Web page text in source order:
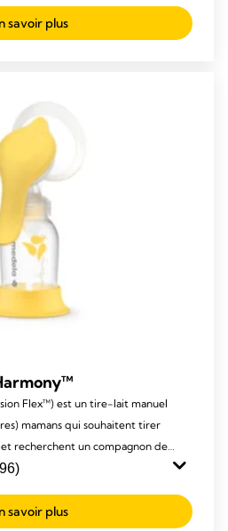
savoir plus
Flex™) est un tire-lait manuel
mamans qui souhaitent tirer
recherchent un compagnon de
savoir plus